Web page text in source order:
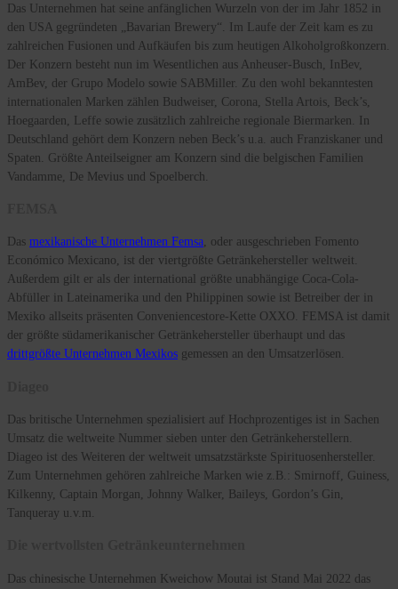
Das Unternehmen hat seine anfänglichen Wurzeln von der im Jahr 1852 in
den USA gegründeten „Bavarian Brewery“. Im Laufe der Zeit kam es zu
zahlreichen Fusionen und Aufkäufen bis zum heutigen Alkoholgroßkonzern.
Der Konzern besteht nun im Wesentlichen aus Anheuser-Busch, InBev,
AmBev, der Grupo Modelo sowie SABMiller. Zu den wohl bekanntesten
internationalen Marken zählen Budweiser, Corona, Stella Artois, Beck’s,
Hoegaarden, Leffe sowie zusätzlich zahlreiche regionale Biermarken. In
Deutschland gehört dem Konzern neben Beck’s u.a. auch Franziskaner und
Spaten. Größte Anteilseigner am Konzern sind die belgischen Familien
Vandamme, De Mevius und Spoelberch.
Das mexikanische Unternehmen Femsa, oder ausgeschrieben Fomento
Económico Mexicano, ist der viertgrößte Getränkehersteller weltweit.
Außerdem gilt er als der international größte unabhängige Coca-Cola-
Abfüller in Lateinamerika und den Philippinen sowie ist Betreiber der in
Mexiko allseits präsenten Conveniencestore-Kette OXXO. FEMSA ist damit
der größte südamerikanischer Getränkehersteller überhaupt und das
drittgrößte Unternehmen Mexikos gemessen an den Umsatzerlösen.
Das britische Unternehmen spezialisiert auf Hochprozentiges ist in Sachen
Umsatz die weltweite Nummer sieben unter den Getränkeherstellern.
Diageo ist des Weiteren der weltweit umsatzstärkste Spirituosenhersteller.
Zum Unternehmen gehören zahlreiche Marken wie z.B.: Smirnoff, Guiness,
Kilkenny, Captain Morgan, Johnny Walker, Baileys, Gordon’s Gin,
Tanqueray u.v.m.
Das chinesische Unternehmen Kweichow Moutai ist Stand Mai 2022 das